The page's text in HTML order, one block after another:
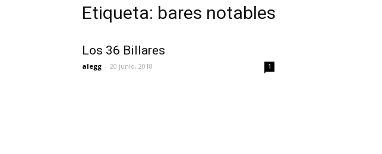
Etiqueta: bares notables
Los 36 Billares
alegg - 20 junio, 2018 1